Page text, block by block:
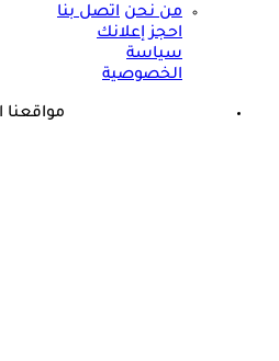
من نحن اتصل بنا
احجز إعلانك
سياسة
الخصوصية
مواقعنا